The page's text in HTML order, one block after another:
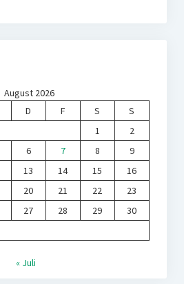
August 2026
D F S
S
1
2
6 7 8
9
13 14 15
16
20 21 22
23
27 28 29
30
« Juli